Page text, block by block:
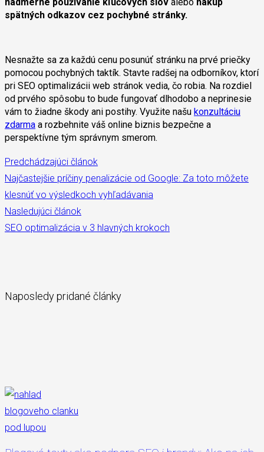
spätných odkazov cez pochybné stránky.
Nesnažte sa za každú cenu posunúť stránku na prvé priečky
pomocou pochybných taktík. Stavte radšej na odborníkov, ktorí
pri SEO optimalizácii web stránok vedia, čo robia. Na rozdiel
od prvého spôsobu to bude fungovať dlhodobo a neprinesie
vám to žiadne škody ani postihy. Využite našu konzultáciu
zdarma a rozbehnite váš online biznis bezpečne a
perspektívne tým správnym smerom.
Predchádzajúci článok
Najčastejšie príčiny penalizácie od Google: Za toto môžete
klesnúť vo výsledkoch vyhľadávania
Nasledujúci článok
SEO optimalizácia v 3 hlavných krokoch
Naposledy pridané články